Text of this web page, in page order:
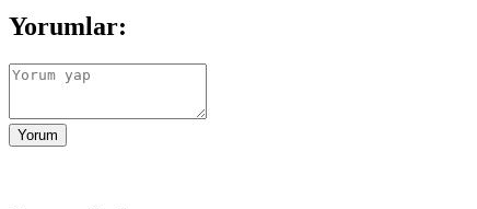
Yorumlar:
Yorum